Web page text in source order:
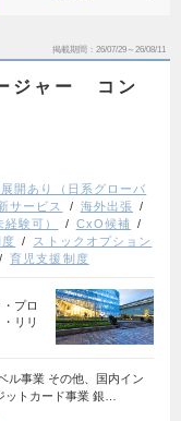
掲載期間 26/07/29～26/08/11
ジャー コン
開あり（日系グローバ
サービス
海外出張
験可）
CxO候補
ストックオプション
育児支援制度
プロ
リリ
ル事業 その他、国内イン
ットカード事業 銀…